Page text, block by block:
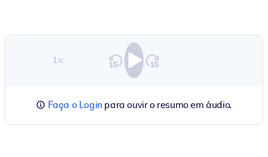
1×
Faça o Login para ouvir o resumo em áudio.